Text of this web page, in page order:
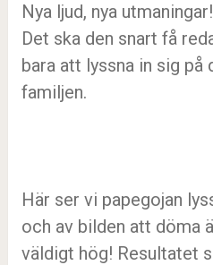
Nya ljud, nya
Det ska den snart få
bara att lyssna in sig på
familjen.
Här ser vi papegojan
och av bilden att döma
väldigt hög! Resultatet